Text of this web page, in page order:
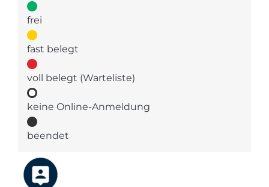
frei
fast belegt
voll belegt (Warteliste)
keine Online-Anmeldung
beendet